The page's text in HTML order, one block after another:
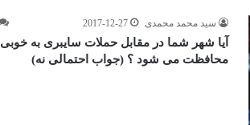
سید محمد محمدی 2017-12-27
آیا شهر شما در مقابل حملات سایبری به خوبی
محافظت می شود ؟ (جواب احتمالی نه)